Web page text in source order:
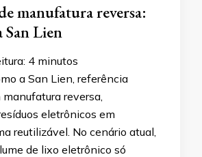
manufatura reversa:
San Lien
4 minutos
a San Lien, referência
reversa,
eletrônicos em
reutilizável. No cenário atual,
de lixo eletrônico só